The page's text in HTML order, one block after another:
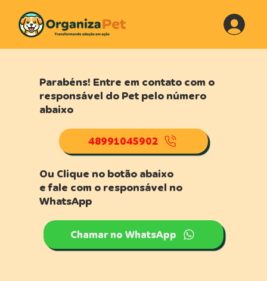
Parabéns! Entre em contato com o
responsável do Pet pelo número
abaixo
48991045902
Ou Clique no botão abaixo
e fale com o responsável no
WhatsApp
Chamar no WhatsApp